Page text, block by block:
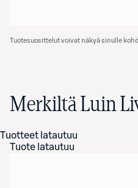
Tuotesuosittelut voivat näkyä sinulle
Merkiltä Luin
Tuotteet latautuu
Tuote latautuu